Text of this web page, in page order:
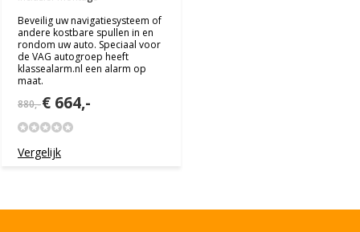
Beveilig uw navigatiesysteem of
andere kostbare spullen in en
rondom uw auto. Speciaal voor
de VAG autogroep heeft
klassealarm.nl een alarm op
maat.
880,-€ 664,-
Vergelijk